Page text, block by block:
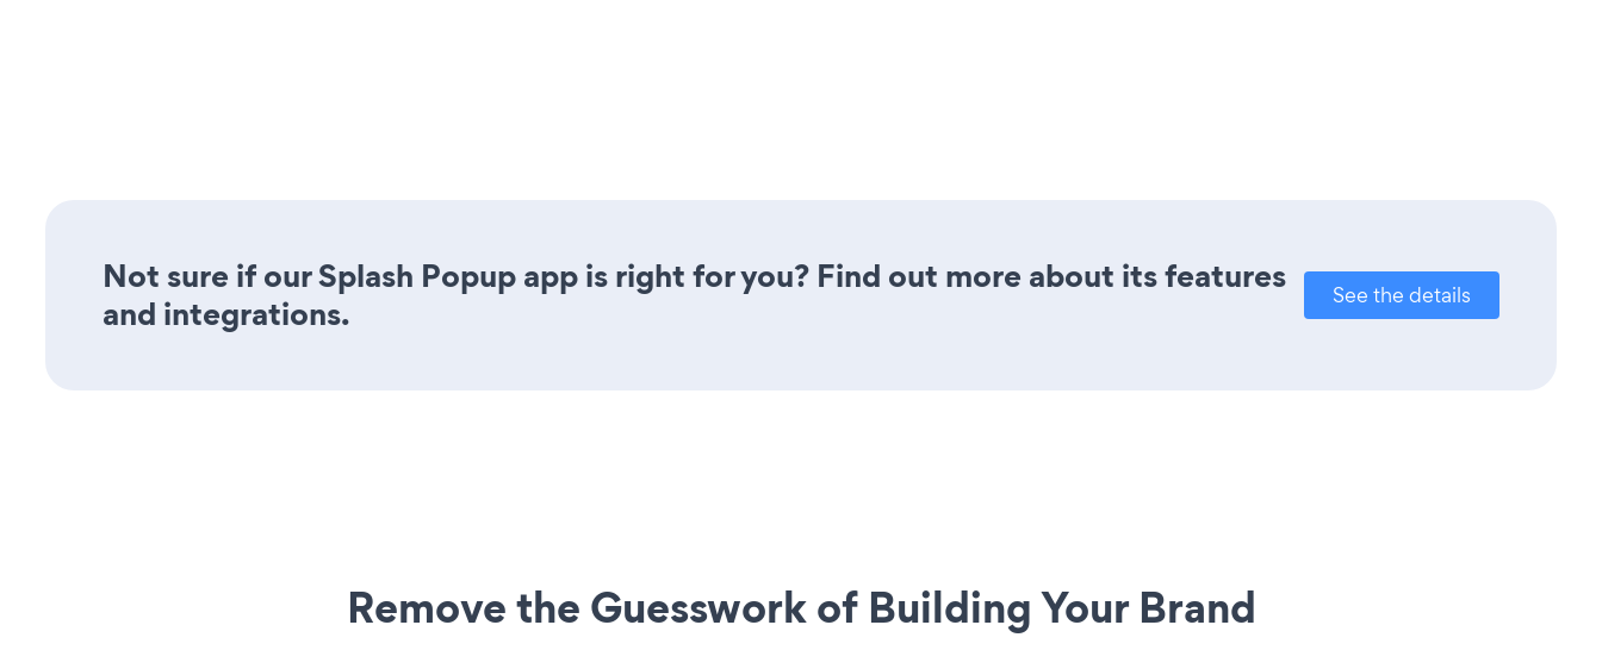
Not sure if our Splash Popup app is right for you? Find out more about its features
and integrations.
See the details
Remove the Guesswork of Building Your Brand